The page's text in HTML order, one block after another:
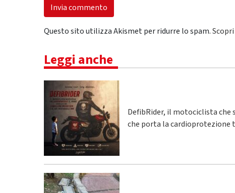
Questo sito utilizza Akismet per ridurre lo spam.
Leggi anche
DefibRider, il motociclista
che porta la cardioprotezione